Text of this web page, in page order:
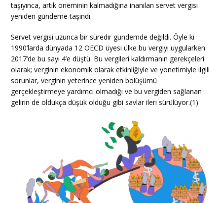
taşıyınca, artık öneminin kalmadığına inanılan servet vergisi
yeniden gündeme taşındı.
Servet vergisi uzunca bir süredir gündemde değildi. Öyle ki
1990’larda dünyada 12 OECD üyesi ülke bu vergiyi uygularken
2017’de bu sayı 4’e düştü. Bu vergileri kaldırmanın gerekçeleri
olarak; verginin ekonomik olarak etkinliğiyle ve yönetimiyle ilgili
sorunlar, verginin yeterince yeniden bölüşümü
gerçekleştirmeye yardımcı olmadığı ve bu vergiden sağlanan
gelirin de oldukça düşük olduğu gibi savlar ileri sürülüyor.(1)